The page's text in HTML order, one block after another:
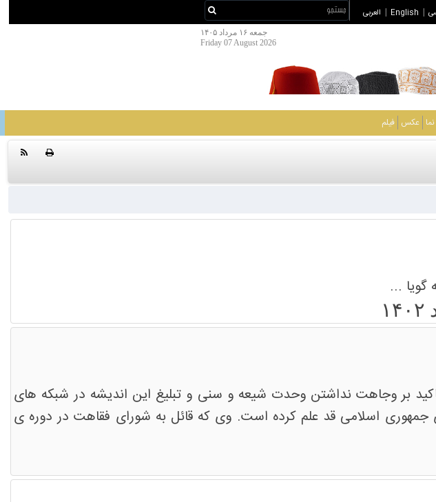
English العربی
جمعه ۱۶ مرداد ۱۴۰۵
Friday 07 August 2026
عکس فیلم
...
بر وجاهت نداشتن وحدت شیعه و سنی و تبلیغ این اندیشه در شبکه های
اسلامی قد علم کرده است. وی که قائل به شورای فقاهت در دوره ی